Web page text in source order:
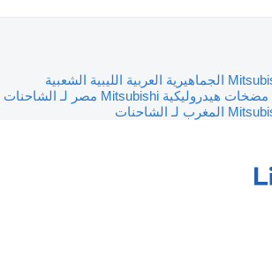
مضخات هيدروليكية Mitsubishi الجماهيرية العربية الليبية الشعبية
مضخات هيدروليكية Mitsubishi مصر لـ الشاحنات